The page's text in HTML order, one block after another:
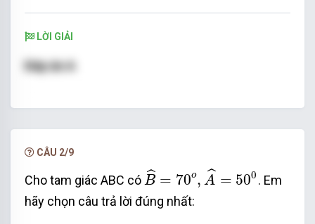
LỜI GIẢI
Đáp án A
CÂU 2/9
Cho tam giác ABC có ˆ
B = 70o, ˆ
A = 500
B^ o, ^=
. Em
hãy chọn câu trả lời đúng nhất: